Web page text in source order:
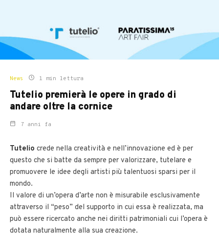
News 1 min lettura
Tutelio premierà le opere in grado di
andare oltre la cornice
7 anni fa
Tutelio crede nella creatività e nell’innovazione ed è per
questo che si batte da sempre per valorizzare, tutelare e
promuovere le idee degli artisti più talentuosi sparsi per il
mondo.
Il valore di un’opera d’arte non è misurabile esclusivamente
attraverso il “peso” del supporto in cui essa è realizzata, ma
può essere ricercato anche nei diritti patrimoniali cui l’opera è
dotata naturalmente alla sua creazione.